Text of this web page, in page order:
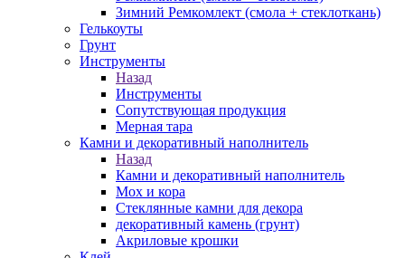
Зимний Ремкомлект (смола + стеклоткань)
Гелькоуты
Грунт
Инструменты
Назад
Инструменты
Сопутствующая продукция
Мерная тара
Камни и декоративный наполнитель
Назад
Камни и декоративный наполнитель
Мох и кора
Стеклянные камни для декора
декоративный камень (грунт)
Акриловые крошки